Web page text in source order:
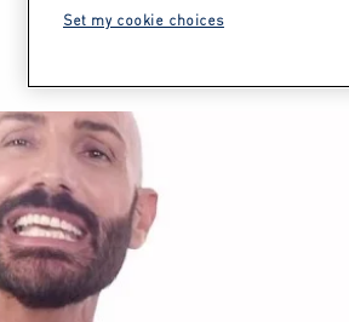
accompagnarti tutta la
Set my cookie choices